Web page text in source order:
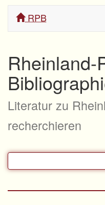
RPB
Rheinland-
Literatur zu
recherchieren